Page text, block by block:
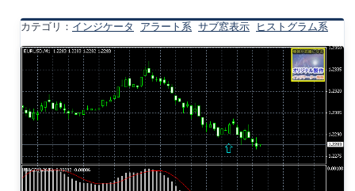
カテゴリ： インジケータ アラート系 サブ窓表示 ヒストグラム系